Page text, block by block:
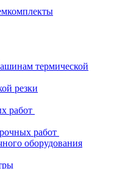
термической
резки
работ
работ
оборудования